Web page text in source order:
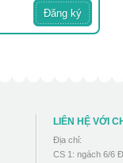
LIÊN HỆ VỚI
Địa chỉ:
CS 1: ngách 6/6